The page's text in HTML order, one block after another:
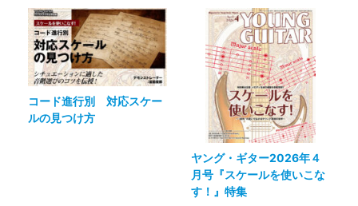
コード進行別 対応スケー
ルの見つけ方
ヤング・ギター2026年４
月号『スケールを使いこな
す！』特集